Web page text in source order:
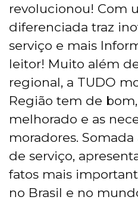
revolucionou! Com
diferenciada traz
serviço e mais
leitor! Muito além
regional, a TUDO
Região tem de
melhorado e as
moradores.
de serviço,
fatos mais
no Brasil e no